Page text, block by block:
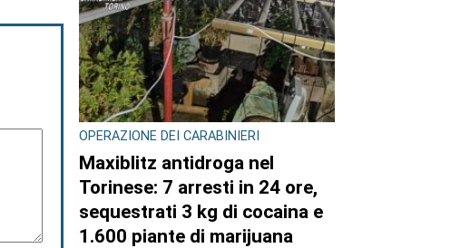
OPERAZIONE DEI CARABINIERI
Maxiblitz antidroga nel
Torinese: 7 arresti in 24 ore,
sequestrati 3 kg di cocaina e
1.600 piante di marijuana